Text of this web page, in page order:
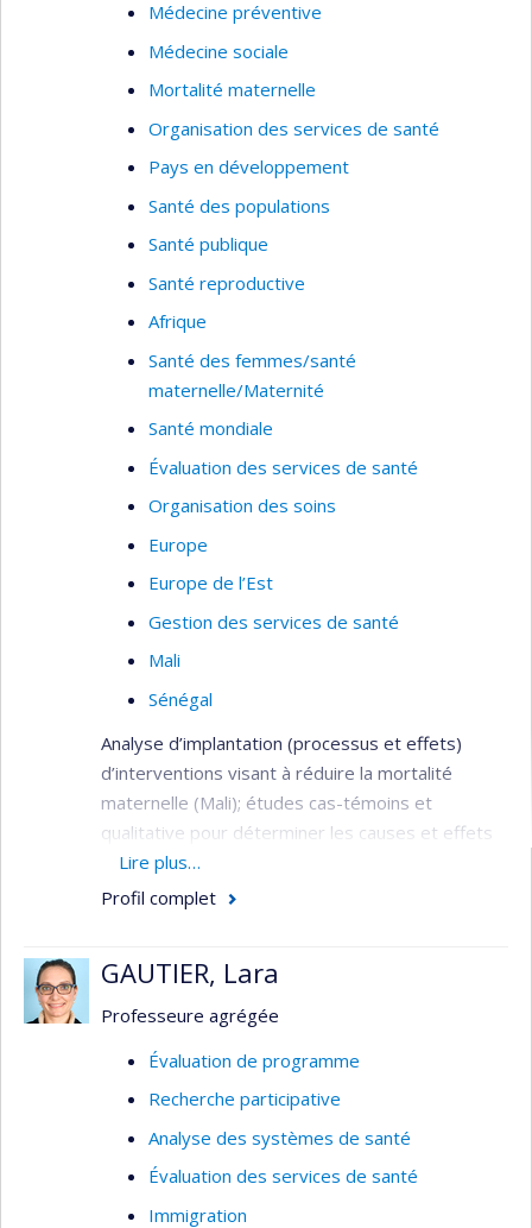
Médecine préventive
Médecine sociale
Mortalité maternelle
Organisation des services de santé
Pays en développement
Santé des populations
Santé publique
Santé reproductive
Afrique
Santé des femmes/santé
maternelle/Maternité
Santé mondiale
Évaluation des services de santé
Organisation des soins
Europe
Europe de l’Est
Gestion des services de santé
Mali
Sénégal
Analyse d’implantation (processus et effets)
d’interventions visant à réduire la mortalité
maternelle (Mali); études cas-témoins et
qualitative pour déterminer les causes et effets
du délai à consulter les services de santé lors de
complications obstétricales (Mali); essai contrôlé
soins obstétricaux sur la mortalité maternelle et
mesure de la satisfaction et motivation du
Déterminants de la santé; pays en
développement; évaluation et organisation des
services de santé; ressources humaines.
Lire plus…
Profil complet
GAUTIER, Lara
Professeure agrégée
Évaluation de programme
Recherche participative
Analyse des systèmes de santé
Évaluation des services de santé
Immigration